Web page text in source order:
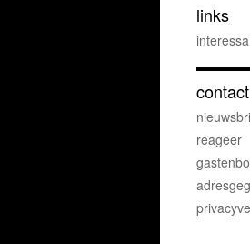
links
contact
reageer